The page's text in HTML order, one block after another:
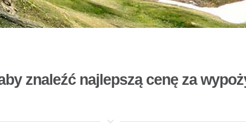
znaleźć najlepszą cenę za